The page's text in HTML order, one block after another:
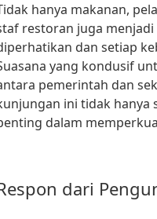
hanya makanan,
restoran juga
dan setiap
yang kondusif
pemerintah dan
ini tidak hanya
dalam
dari